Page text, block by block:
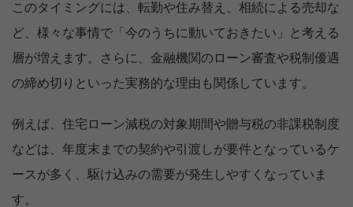
このタイミングには、転勤や住み替え、相続による売却な
ど、様々な事情で「今のうちに動いておきたい」と考える
層が増えます。さらに、金融機関のローン審査や税制優遇
の締め切りといった実務的な理由も関係しています。
例えば、住宅ローン減税の対象期間や贈与税の非課税制度
などは、年度末までの契約や引渡しが要件となっているケ
ースが多く、駆け込みの需要が発生しやすくなっていま
す。